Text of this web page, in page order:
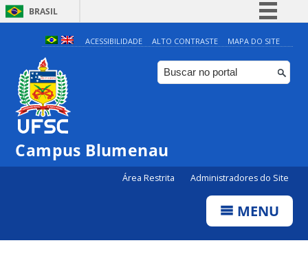
BRASIL
Simplifique!
Comunica BR
Participe
ACESSIBILIDADE ALTO CONTRASTE MAPA DO SITE
Campus Blumenau
Área Restrita Administradores do Site
MENU